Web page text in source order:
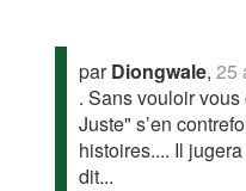
parDiongwale,25
. Sans vouloir
Juste" s’en
histoires.... Il
dit...